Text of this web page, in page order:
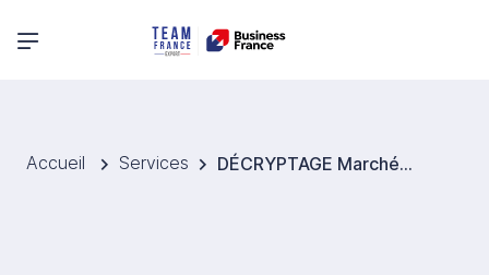
Menu principal
Accueil Services DÉCRYPTAGE Marchés Étude